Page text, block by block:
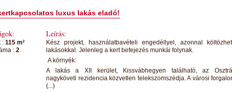
luxus lakás eladó!
: 115 m²
: 2
Leírás:
Kész projekt, használatbavételi engedéllyel, azonnal
lakásokkal. Jelenleg a kert befejezés munkái folynak.
A környék:
A lakás a XII kerület, Kissvábhegyen található, az
nagyköveti rezidencia közvetlen telekszomszédja. A városi
(...)